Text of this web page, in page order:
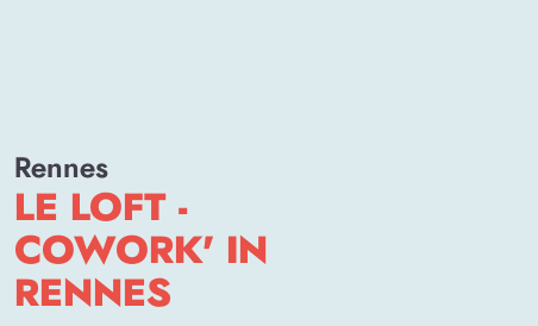
Rennes
LE LOFT -
COWORK' IN
RENNES